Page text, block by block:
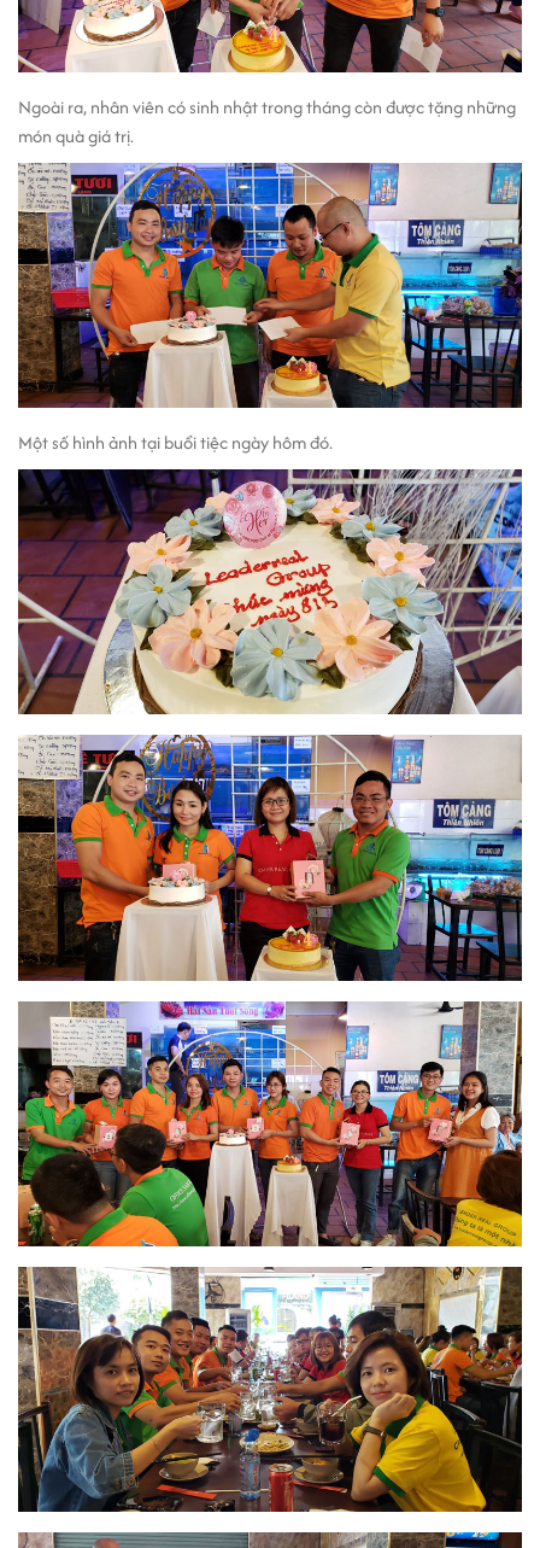
Ngoài ra, nhân viên có sinh nhật trong tháng còn được tặng những
món quà giá trị.
Một số hình ảnh tại buổi tiệc ngày hôm đó.